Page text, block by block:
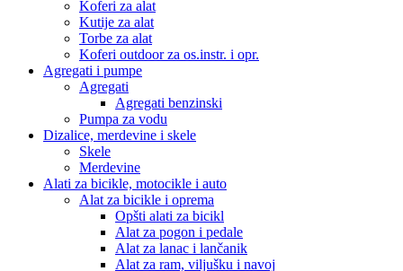
Koferi za alat
Kutije za alat
Torbe za alat
Koferi outdoor za os.instr. i opr.
Agregati i pumpe
Agregati
Agregati benzinski
Pumpa za vodu
Dizalice, merdevine i skele
Skele
Merdevine
Alati za bicikle, motocikle i auto
Alat za bicikle i oprema
Opšti alati za bicikl
Alat za pogon i pedale
Alat za lanac i lančanik
Alat za ram, viljušku i navoj